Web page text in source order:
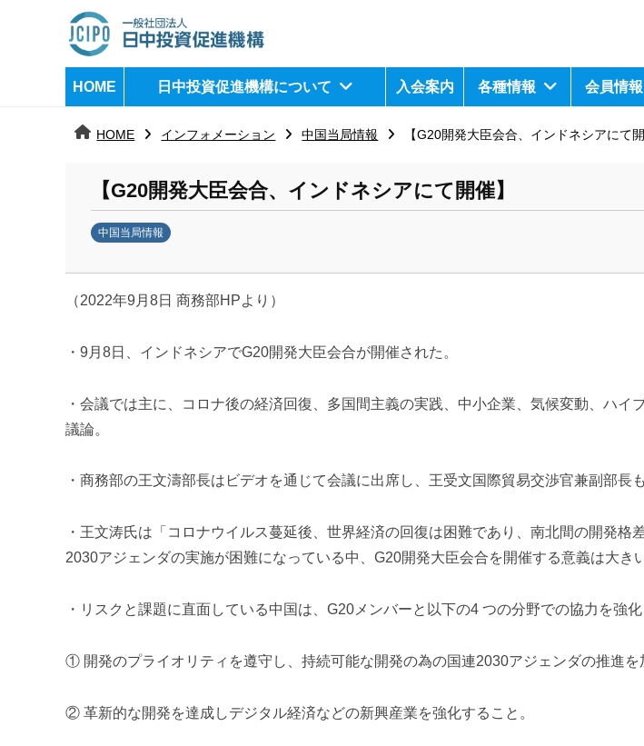
日
中
進
機
構
j
HOME 日中投資促進機構について 入会案内 各種情報 会員情報
HOME インフォメーション 中国当局情報 【G20開発大臣会合、インドネシアにて開
【G20開発大臣会合、インドネシアにて開催】
中国当局情報
日
投
促
進
機
(
c
i
)
（2022年9月8日 商務部HPより）
・9月8日、インドネシアでG20開発大臣会合が開催された。
・会議では主に、コロナ後の経済回復、多国間主義の実践、 中小企業、気候変動、 ハイ
議論。
・商務部の王文濤部長はビデオを通じて会議に出席し、 王受文国際貿易交渉官兼副部長
・王文涛氏は「コロナウイルス蔓延後、 世界経済の回復は困難であり、南北間の開発格
2030アジェンダの実施が困難になっている中、G20開発大臣会合を開催する意義は大き
・リスクと課題に直面している中国は、G20メンバーと以下の4 つの分野での協力を強化
① 開発のプライオリティを遵守し、 持続可能な開発の為の国連2030アジェンダの推進を
② 革新的な開発を達成しデジタル経済などの新興産業を強化すること 。